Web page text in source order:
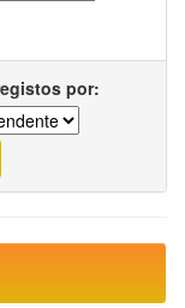
por: